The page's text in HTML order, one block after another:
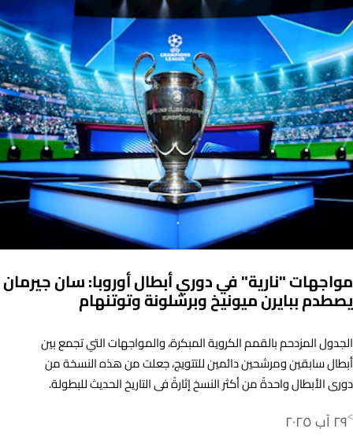
مواجهات "نارية" في دوري أبطال أوروبا: سان جيرمان
يصطدم ببايرن ميونيخ وبرشلونة وتوتنهام
الجدول المزدحم بالقمم الكروية المبكرة، والمواجهات التي تجمع بين
أبطال سابقين ومرشحين دائمين للتتويج، جعلت من هذه النسخة من
دوري الأبطال واحدةً من أكثر النسخ إثارةً في التاريخ الحديث للبطولة.
>٢٩ آب ٢٠٢٥